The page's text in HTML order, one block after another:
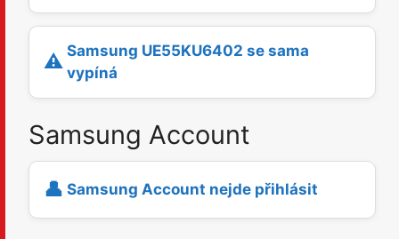
⚠️ Samsung UE55KU6402 se sama
vypíná
Samsung Account
👤 Samsung Account nejde přihlásit